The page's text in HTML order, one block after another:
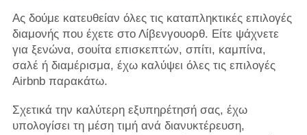
Ας δούμε κατευθείαν όλες τις καταπληκτικές επιλογές
διαμονής που έχετε στο Λίβενγουορθ. Είτε ψάχνετε
για ξενώνα, σουίτα επισκεπτών, σπίτι, καμπίνα,
σαλέ ή διαμέρισμα, έχω καλύψει όλες τις επιλογές
Airbnb παρακάτω.
Σχετικά την καλύτερη εξυπηρέτησή σας, έχω
υπολογίσει τη μέση τιμή ανά διανυκτέρευση,